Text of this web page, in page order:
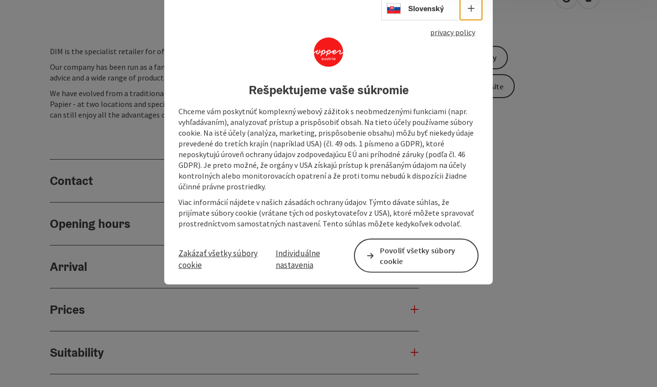
4910 Ried im Innkreis open in Google Maps
Open in Apple
DIM is the specialist retailer for office supplies, paper and books in Ried im Innkreis!
Our company has been run as a family business by the Dim family for more than four decades. Service, expert
advice and a wide range of products are the basis of our success.
We have evolved from a traditional book and paper shop into three business divisions - Büroprofi, Buch and
Papier - at two locations and special web shops to be available for you around the clock. This means that you
can still enjoy all the advantages of a traditional local specialist retailer.
Contact
Opening hours
Arrival
Prices
Suitability
Send inquiry
To the website
Select language - Open menu
Slovenský
privacy policy
Rešpektujeme vaše súkromie
Chceme vám poskytnúť komplexný webový zážitok s neobmedzenými funkciami (napr.
vyhľadávaním), analyzovať prístup a prispôsobiť obsah. Na tieto účely používame súbory
cookie. Na isté účely (analýza, marketing, prispôsobenie obsahu) môžu byť niekedy údaje
prevedené do tretích krajín (napríklad USA) (čl. 49 ods. 1 písmeno a GDPR), ktoré
neposkytujú úroveň ochrany údajov zodpovedajúcu EÚ ani príhodné záruky (podľa čl. 46
GDPR). Je preto možné, že orgány v USA získajú prístup k prenášaným údajom na účely
kontrolných alebo monitorovacích opatrení a že proti tomu nebudú k dispozícii žiadne
účinné právne prostriedky.
Viac informácií nájdete v našich zásadách ochrany údajov. Týmto dávate súhlas, že
prijímate súbory cookie (vrátane tých od poskytovateľov z USA), ktoré môžete spravovať
prostredníctvom samostatných nastavení. Tento súhlas môžete kedykoľvek odvolať.
Zakázať všetky súbory
cookie
Individuálne
nastavenia
Povoliť všetky súbory
cookie